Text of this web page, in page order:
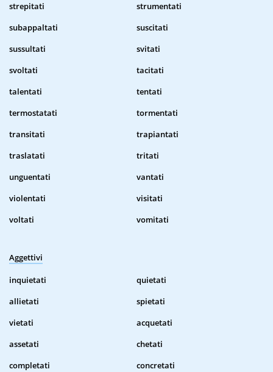
strepitati
strumentati
subappaltati
suscitati
sussultati
svitati
svoltati
tacitati
talentati
tentati
termostatati
tormentati
transitati
trapiantati
traslatati
tritati
unguentati
vantati
violentati
visitati
voltati
vomitati
Aggettivi
inquietati
quietati
allietati
spietati
vietati
acquetati
assetati
chetati
completati
concretati